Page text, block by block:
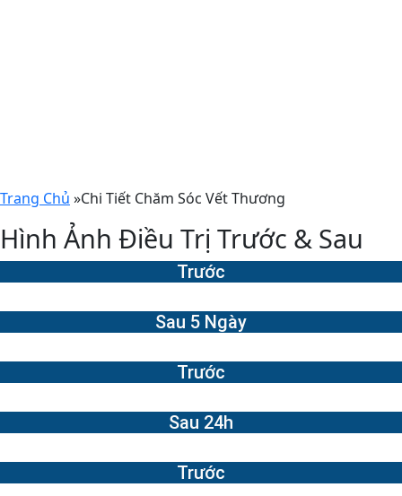
Trang Chủ »Chi Tiết Chăm Sóc Vết Thương
Hình Ảnh Điều Trị Trước & Sau
Trước
Sau 5 Ngày
Trước
Sau 24h
Trước